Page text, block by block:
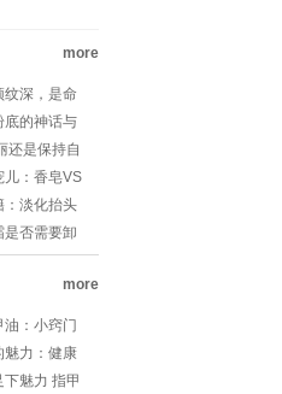
more
纹深，是命
岁月的印
底的神话与
的新宠儿💄
还是保持自
儿：香皂VS
是你肌肤
：淡化抬头
是否需要卸
护肤小误区
more
：小窍门
魅力：健康
享受魅力 指甲